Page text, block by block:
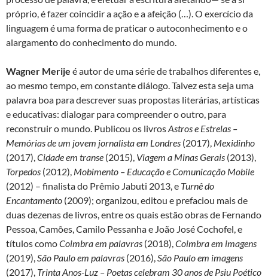
próprio, é fazer coincidir a ação e a afeição (…). O exercício da
linguagem é uma forma de praticar o autoconhecimento e o
alargamento do conhecimento do mundo.
Wagner Merije é autor de uma série de trabalhos diferentes e,
ao mesmo tempo, em constante diálogo. Talvez esta seja uma
palavra boa para descrever suas propostas literárias, artísticas
e educativas: dialogar para compreender o outro, para
reconstruir o mundo. Publicou os livrosAstros e Estrelas –
Memórias de um jovem jornalista em Londres (2017), Mexidinho
(2017),Cidade em transe (2015), Viagem a Minas Gerais (2013),
Torpedos (2012), Mobimento – Educação e Comunicação Mobile
(2012) – finalista do Prêmio Jabuti 2013, e Turnê do
Encantamento (2009); organizou, editou e prefaciou mais de
duas dezenas de livros, entre os quais estão obras de Fernando
Pessoa, Camões, Camilo Pessanha e João José Cochofel, e
títulos comoCoimbra em palavras (2018),Coimbra em imagens
(2019),São Paulo em palavras (2016),São Paulo em imagens
(2017), Trinta Anos-Luz – Poetas celebram 30 anos de Psiu Poético